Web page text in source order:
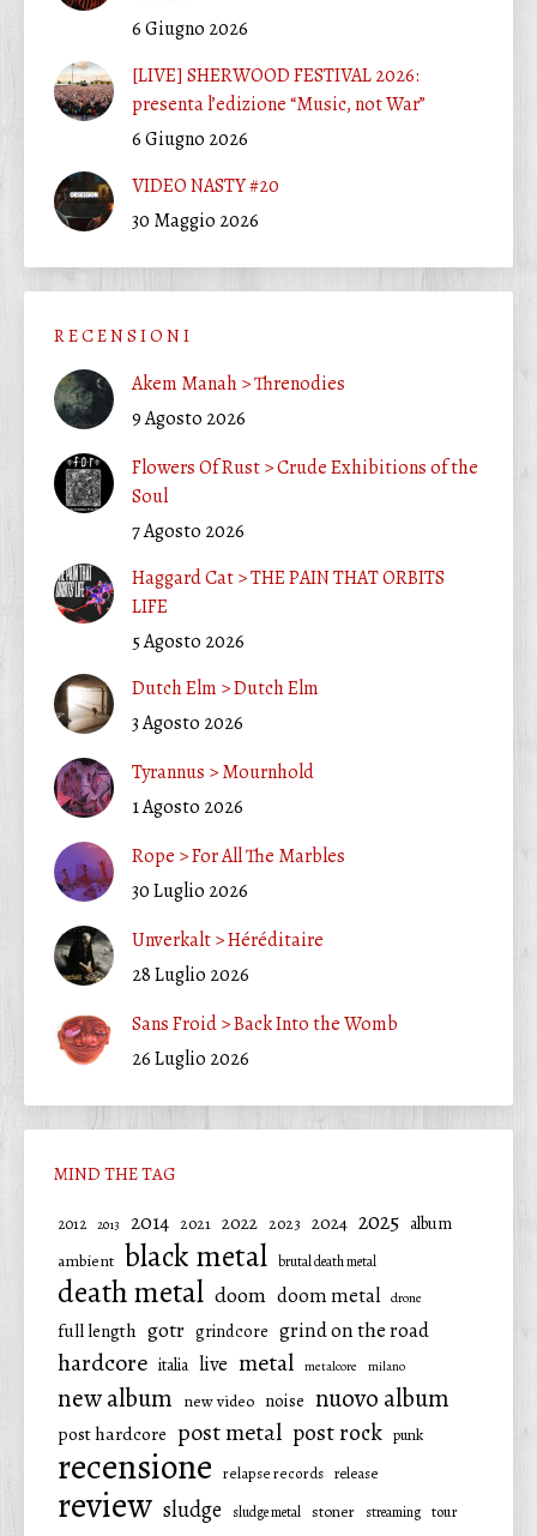
6 Giugno 2026
[LIVE] SHERWOOD FESTIVAL 2026:
presenta l’edizione “Music, not War”
6 Giugno 2026
VIDEO NASTY #20
30 Maggio 2026
R E C E N S I O N I
Akem Manah > Threnodies
9 Agosto 2026
Flowers Of Rust > Crude Exhibitions of the
Soul
7 Agosto 2026
Haggard Cat > THE PAIN THAT ORBITS
LIFE
5 Agosto 2026
Dutch Elm > Dutch Elm
3 Agosto 2026
Tyrannus > Mournhold
1 Agosto 2026
Rope > For All The Marbles
30 Luglio 2026
Unverkalt > Héréditaire
28 Luglio 2026
Sans Froid > Back Into the Womb
26 Luglio 2026
MIND THE TAG
2012 2013 2014 2021 2022 2023 2024 2025 album
ambient black metal brutal death metal
death metal doom doom metal drone
full length gotr grindcore grind on the road
hardcore italia live metal metalcore milano
new album new video noise nuovo album
post hardcore post metal post rock punk
recensione relapse records release
review sludge sludge metal stoner streaming tour